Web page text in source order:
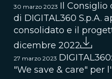
30 marzo 2023 Il Consiglio
di DIGITAL360 S.p.A.
consolidato e il
dicembre 2022
27 marzo 2023
"We save & care" per